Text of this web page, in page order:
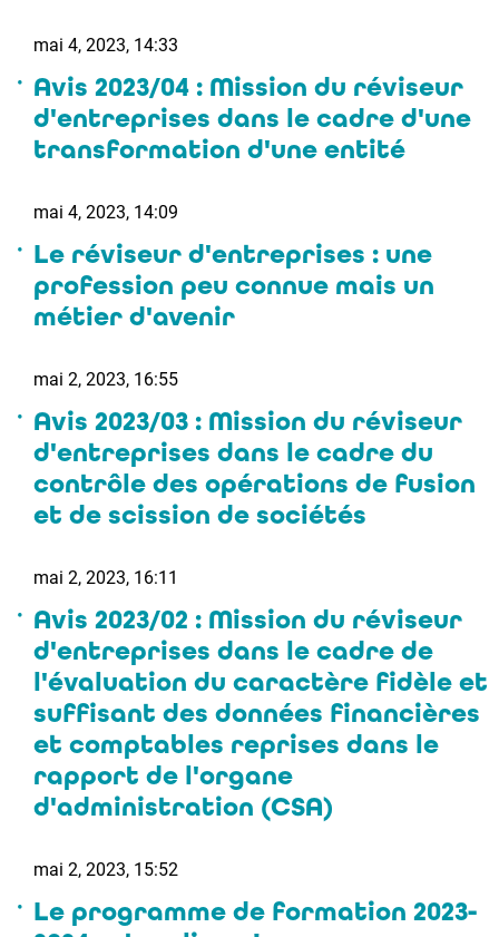
mai 4, 2023, 14:33
Avis 2023/04 : Mission du réviseur
d'entreprises dans le cadre d'une
transformation d'une entité
mai 4, 2023, 14:09
Le réviseur d'entreprises : une
profession peu connue mais un
métier d'avenir
mai 2, 2023, 16:55
Avis 2023/03 : Mission du réviseur
d'entreprises dans le cadre du
contrôle des opérations de fusion
et de scission de sociétés
mai 2, 2023, 16:11
Avis 2023/02 : Mission du réviseur
d'entreprises dans le cadre de
l'évaluation du caractère fidèle et
suffisant des données financières
et comptables reprises dans le
rapport de l'organe
d'administration (CSA)
mai 2, 2023, 15:52
Le programme de formation 2023-